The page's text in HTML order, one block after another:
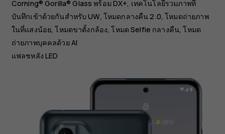
Corning® Gorilla® Glass พร้อม DX+, เทคโนโลยีรวมภาพที่
บันทึกเข้าด้วยกันสำหรับ UW, โหมดกลางคืน 2.0, โหมดถ่ายภาพ
ในที่แสงน้อย, โหมดขาตั้งกล้อง, โหมด Selfie กลางคืน, โหมด
ถ่ายภาพบุคคลด้วย AI
แฟลชหลัง LED